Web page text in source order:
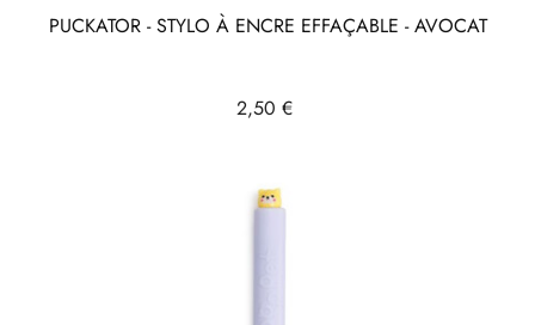
PUCKATOR - STYLO À ENCRE EFFAÇABLE - AVOCAT
Prix
2,50 €